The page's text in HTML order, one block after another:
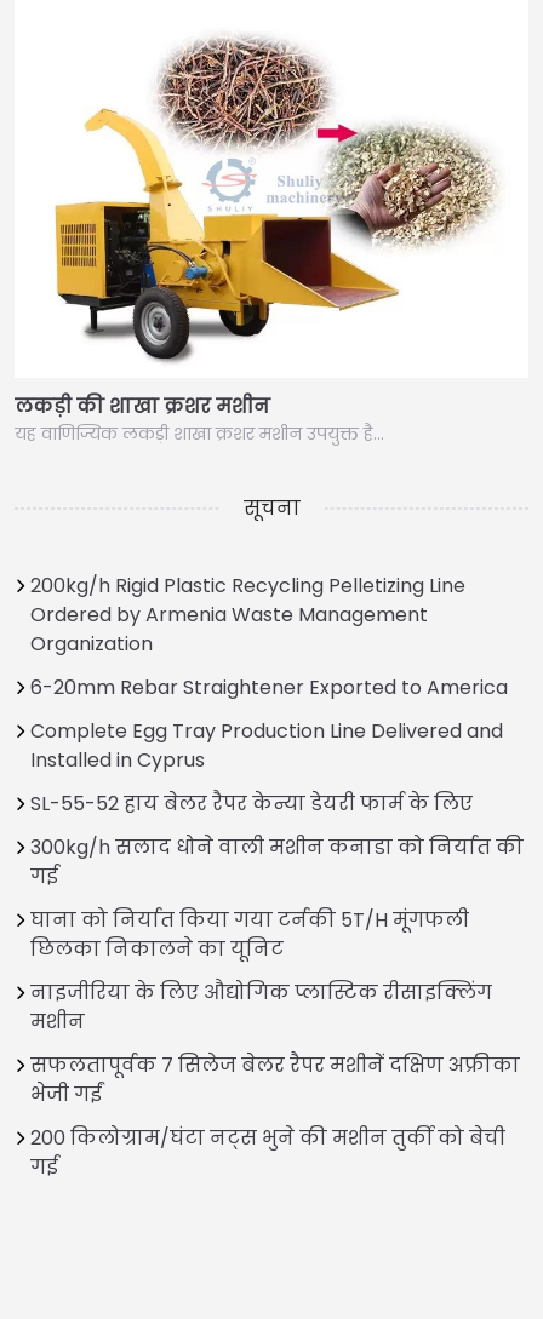
लकड़ी की शाखा क्रशर मशीन
यह वाणिज्यिक लकड़ी शाखा क्रशर मशीन उपयुक्त है…
सूचना
200kg/h Rigid Plastic Recycling Pelletizing Line
Ordered by Armenia Waste Management
Organization
6-20mm Rebar Straightener Exported to America
Complete Egg Tray Production Line Delivered and
Installed in Cyprus
SL-55-52 हाय बेलर रैपर केन्या डेयरी फार्म के लिए
300kg/h सलाद धोने वाली मशीन कनाडा को निर्यात की
गई
घाना को निर्यात किया गया टर्नकी 5T/H मूंगफली
छिलका निकालने का यूनिट
नाइजीरिया के लिए औद्योगिक प्लास्टिक रीसाइक्लिंग
मशीन
सफलतापूर्वक 7 सिलेज बेलर रैपर मशीनें दक्षिण अफ्रीका
भेजी गईं
200 किलोग्राम/घंटा नट्स भुने की मशीन तुर्की को बेची
गई